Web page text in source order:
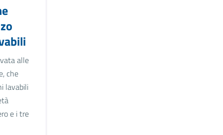
alle
che
lavabili
e i tre